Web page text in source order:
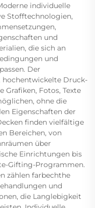
individuelle
Stofftechnologien,
und
die sich an
und
Der
hochentwickelte Druck-
Grafiken, Fotos, Texte
ohne die
Eigenschaften der
finden vielfältige
Bereichen, von
über
Einrichtungen bis
Gifting-Programmen.
zählen farbechthe
und
die Langlebigkeit